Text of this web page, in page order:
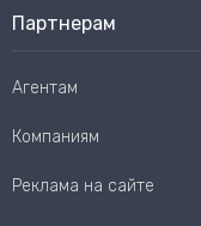
Партнерам
Агентам
Компаниям
Реклама на сайте